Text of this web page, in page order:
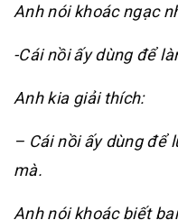
Anh nói khoác ngạc
-Cái nồi ấy dùng để
Anh kia giải thích:
– Cái nồi ấy dùng để
mà.
Anh nói khoác biết